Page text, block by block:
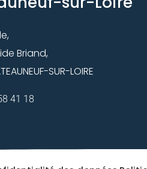
Briand,
SUR-LOIRE
41 18